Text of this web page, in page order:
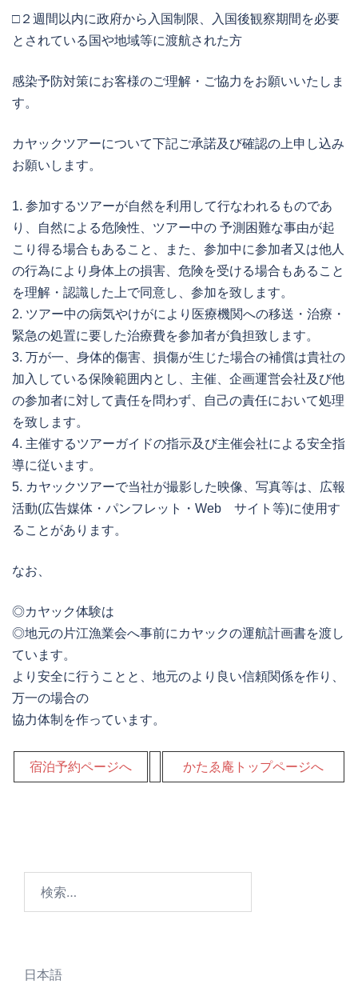
□２週間以内に政府から入国制限、入国後観察期間を必要
とされている国や地域等に渡航された方
感染予防対策にお客様のご理解・ご協力をお願いいたしま
す。
カヤックツアーについて下記ご承諾及び確認の上申し込み
お願いします。
1. 参加するツアーが自然を利用して行なわれるものであ
り、自然による危険性、ツアー中の 予測困難な事由が起
こり得る場合もあること、また、参加中に参加者又は他人
の行為により身体上の損害、危険を受ける場合もあること
を理解・認識した上で同意し、参加を致します。
2. ツアー中の病気やけがにより医療機関への移送・治療・
緊急の処置に要した治療費を参加者が負担致します。
3. 万が一、身体的傷害、損傷が生じた場合の補償は貴社の
加入している保険範囲内とし、主催、企画運営会社及び他
の参加者に対して責任を問わず、自己の責任において処理
を致します。
4. 主催するツアーガイドの指示及び主催会社による安全指
導に従います。
5. カヤックツアーで当社が撮影した映像、写真等は、広報
活動(広告媒体・パンフレット・Web サイト等)に使用す
ることがあります。
なお、
◎カヤック体験は
◎地元の片江漁業会へ事前にカヤックの運航計画書を渡し
ています。
より安全に行うことと、地元のより良い信頼関係を作り、
万一の場合の
協力体制を作っています。
宿泊予約ページへ かたゑ庵トップページへ
日本語